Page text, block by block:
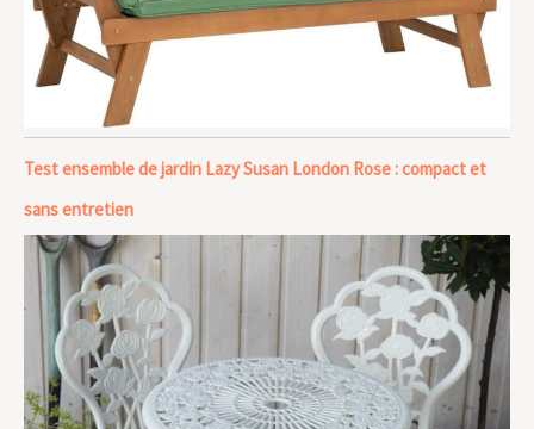
Test ensemble de jardin Lazy Susan London Rose : compact et
sans entretien